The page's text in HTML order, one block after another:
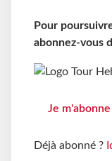
Pour
abonnez-vous
Je m'abonne
Déjà abonné ?